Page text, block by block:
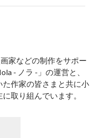
の創作をサポートする
家などの制作をサポー
- ノラ -」の運営と、
作家の皆さまと共に小
取り組んでいます。
用いただいています。